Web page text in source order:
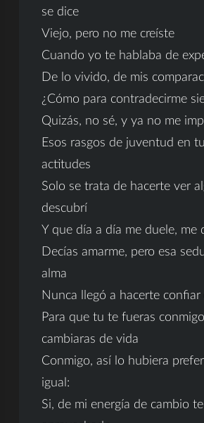
se dice
Viejo, pero no me creíste
Cuando yo te hablaba de
De lo vivido, de mis
¿Cómo para contradecirme
Quizás, no sé, y ya no me
Esos rasgos de juventud en
actitudes
Solo se trata de hacerte ver
descubrí
Y que día a día me duele, me
Decías amarme, pero esa
alma
Nunca llegó a hacerte confiar
Para que tu te fueras
cambiaras de vida
Conmigo, así lo hubiera
igual:
Si, de mi energía de cambio